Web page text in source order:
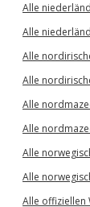
Alle
Alle
Alle
Alle
Alle
Alle
Alle
Alle
Alle offiziellen